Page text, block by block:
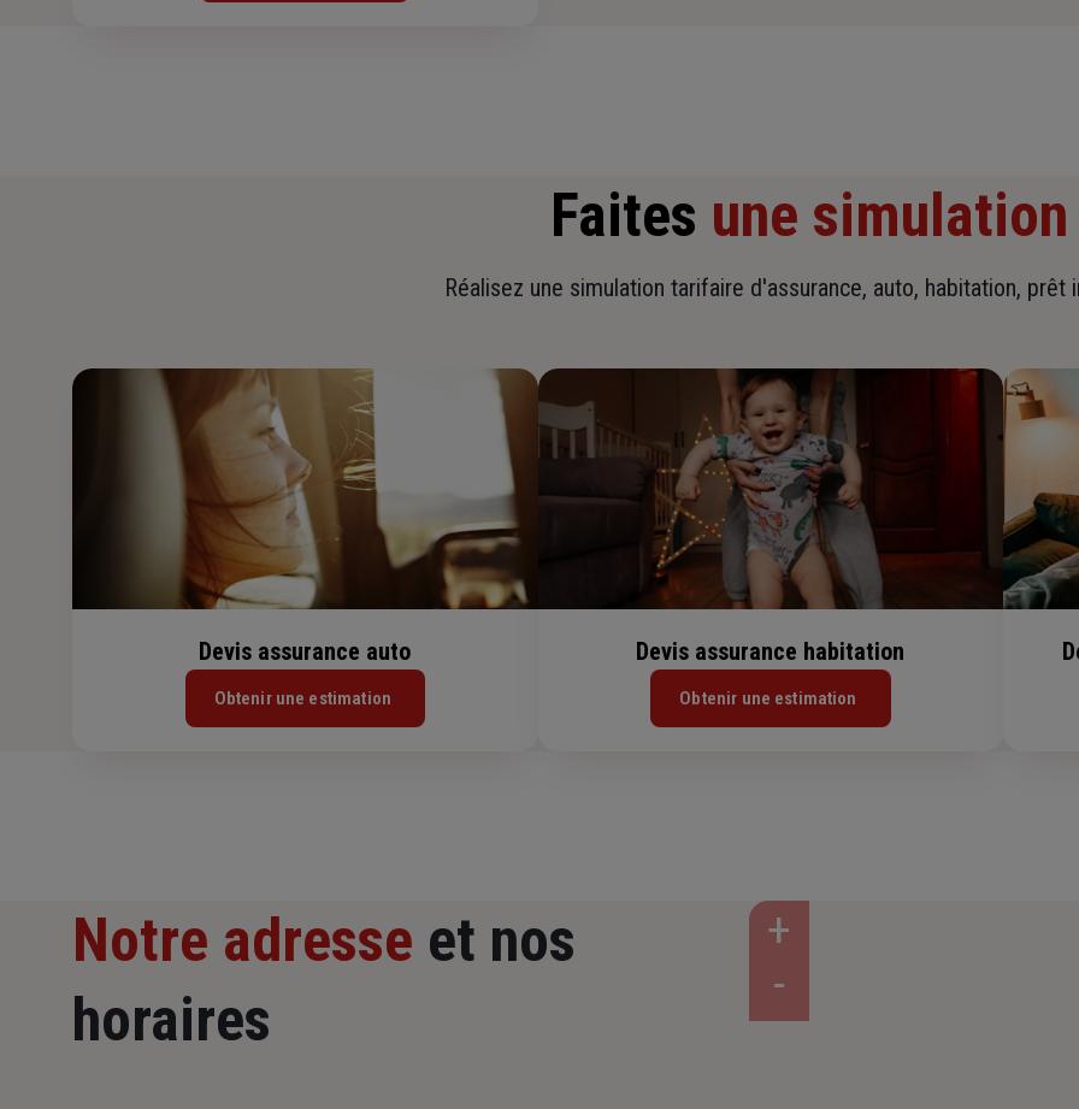
Faites une simulation
Réalisez une simulation tarifaire d'assurance, auto, habitation, prêt
Devis assurance auto
Obtenir une estimation
Devis assurance habitation
Obtenir une estimation
Notre adresse et nos
horaires